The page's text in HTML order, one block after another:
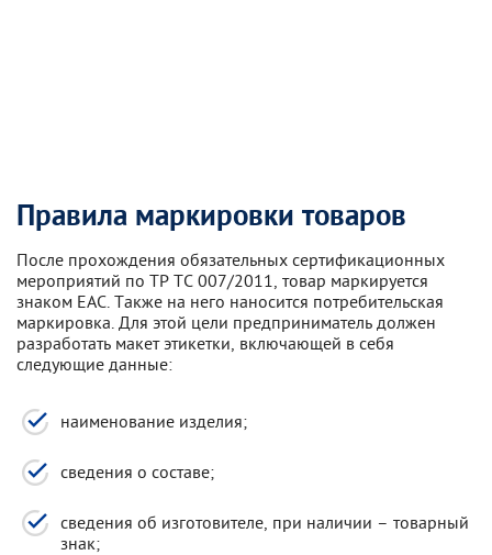
Правила маркировки товаров
После прохождения обязательных сертификационных
мероприятий по ТР ТС 007/2011, товар маркируется
знаком ЕАС. Также на него наносится потребительская
маркировка. Для этой цели предприниматель должен
разработать макет этикетки, включающей в себя
следующие данные:
наименование изделия;
сведения о составе;
сведения об изготовителе, при наличии – товарный
знак;